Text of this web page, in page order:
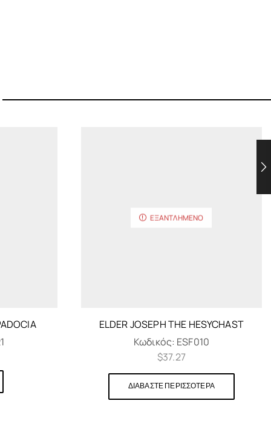
ΕΞΑΝΤΛΗΜΈΝΟ
ELDER JOSEPH THE HESYCHAST
Κωδικός: ESF010
$37.27
ΔΙΑΒΆΣΤΕ ΠΕΡΙΣΣΌΤΕΡΑ